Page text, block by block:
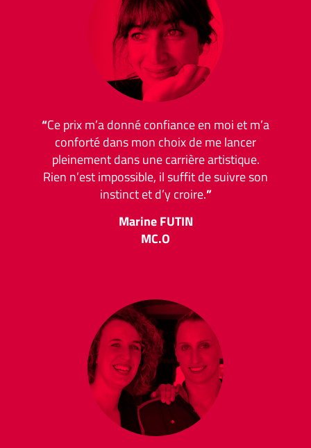
“Ce prix m’a donné confiance en moi et m’a
conforté dans mon choix de me lancer
pleinement dans une carrière artistique.
Rien n’est impossible, il suffit de suivre son
instinct et d’y croire.”
Marine FUTIN
MC.O